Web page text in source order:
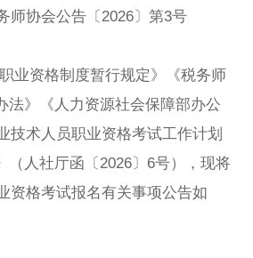
师协会公告〔2026〕第3号
资格制度暂行规定》《税务师
法》《人力资源社会保障部办公
技术人员职业资格考试工作计划
（人社厅函〔2026〕6号），现将
资格考试报名有关事项公告如